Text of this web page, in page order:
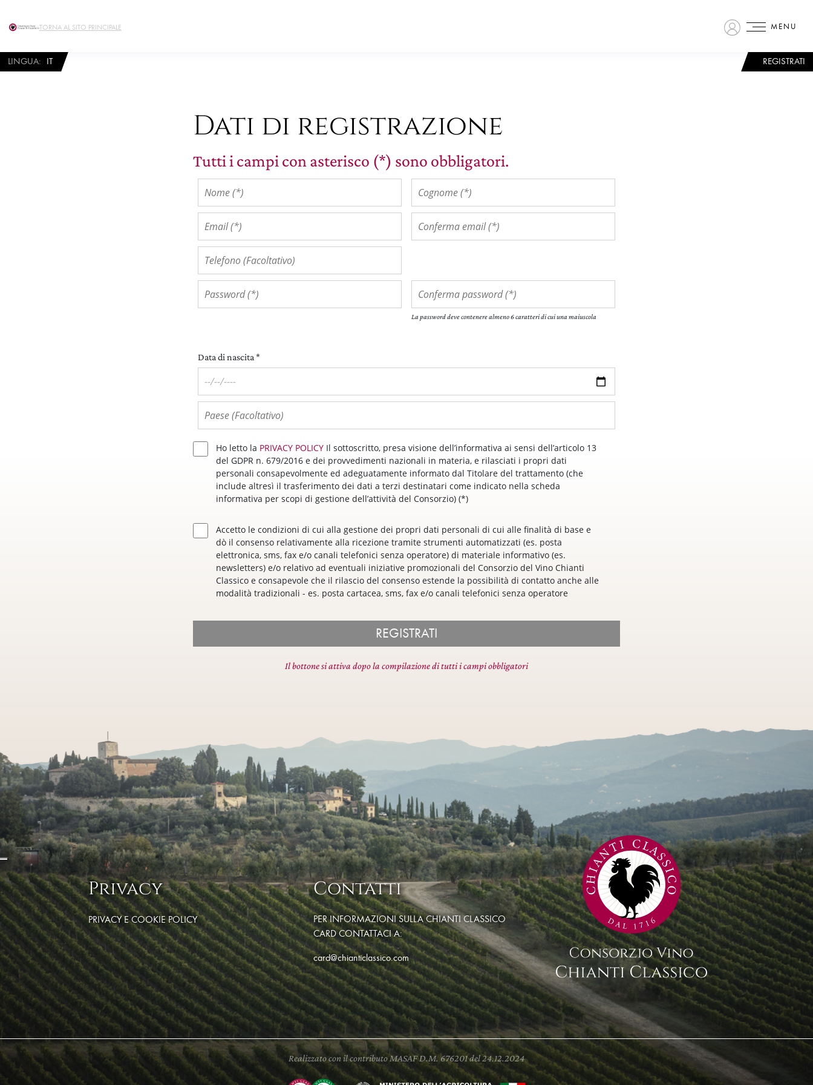
TORNA AL SITO PRINCIPALE MENU
LINGUA: IT REGISTRATI
Dati di registrazione
Tutti i campi con asterisco (*) sono obbligatori.
La password deve contenere almeno 6 caratteri di cui una maiuscola
Data di nascita *
Ho letto la PRIVACY POLICY Il sottoscritto, presa visione dell’informativa ai sensi dell’articolo 13
del GDPR n. 679/2016 e dei provvedimenti nazionali in materia, e rilasciati i propri dati
personali consapevolmente ed adeguatamente informato dal Titolare del trattamento (che
include altresì il trasferimento dei dati a terzi destinatari come indicato nella scheda
informativa per scopi di gestione dell’attività del Consorzio) (*)
Accetto le condizioni di cui alla gestione dei propri dati personali di cui alle finalità di base e
dò il consenso relativamente alla ricezione tramite strumenti automatizzati (es. posta
elettronica, sms, fax e/o canali telefonici senza operatore) di materiale informativo (es.
newsletters) e/o relativo ad eventuali iniziative promozionali del Consorzio del Vino Chianti
Classico e consapevole che il rilascio del consenso estende la possibilità di contatto anche alle
modalità tradizionali - es. posta cartacea, sms, fax e/o canali telefonici senza operatore
REGISTRATI
Il bottone si attiva dopo la compilazione di tutti i campi obbligatori
Privacy
PRIVACY E COOKIE POLICY
Contatti
PER INFORMAZIONI SULLA CHIANTI CLASSICO
CARD CONTATTACI A:
card@chianticlassico.com
Realizzato con il contributo MASAF D.M. 676201 del 24.12.2024